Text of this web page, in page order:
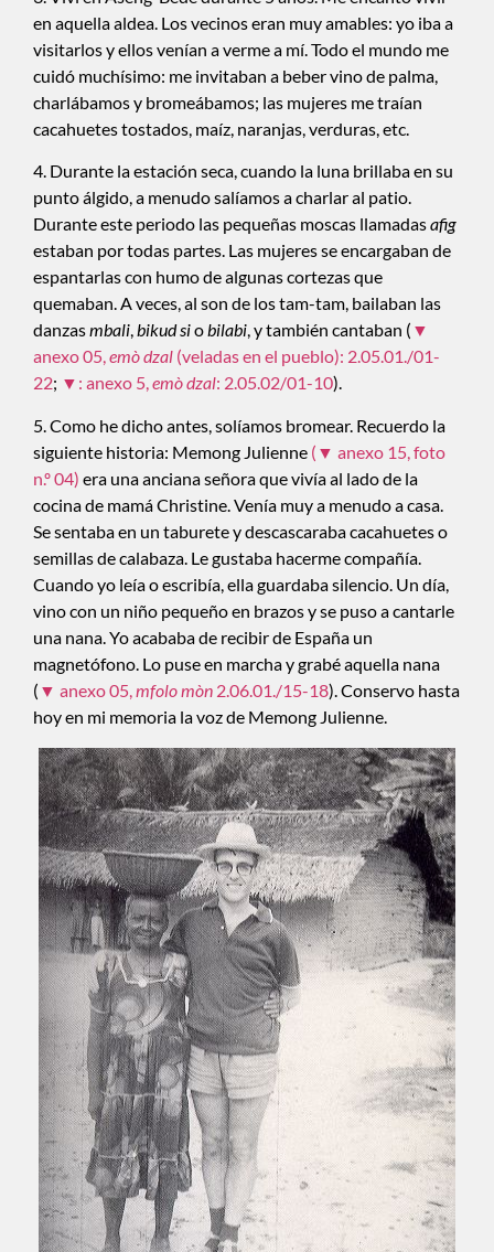
en aquella aldea. Los vecinos eran muy amables: yo iba a
visitarlos y ellos venían a verme a mí. Todo el mundo me
cuidó muchísimo: me invitaban a beber vino de palma,
charlábamos y bromeábamos; las mujeres me traían
cacahuetes tostados, maíz, naranjas, verduras, etc.
4. Durante la estación seca, cuando la luna brillaba en su
punto álgido, a menudo salíamos a charlar al patio.
Durante este periodo las pequeñas moscas llamadasafig
estaban por todas partes. Las mujeres se encargaban de
espantarlas con humo de algunas cortezas que
quemaban. A veces, al son de los tam-tam, bailaban las
danzasmbali,bikud siobilabi, y también cantaban ( ▼
anexo 05,emò dzal (veladas en el pueblo): 2.05.01./01-
22; ▼: anexo 5,emò dzal: 2.05.02/01-10).
5. Como he dicho antes, solíamos bromear. Recuerdo la
siguiente historia: Memong Julienne (▼ anexo 15, foto
n.º 04) era una anciana señora que vivía al lado de la
cocina de mamá Christine. Venía muy a menudo a casa.
Se sentaba en un taburete y descascaraba cacahuetes o
semillas de calabaza. Le gustaba hacerme compañía.
Cuando yo leía o escribía, ella guardaba silencio. Un día,
vino con un niño pequeño en brazos y se puso a cantarle
una nana. Yo acababa de recibir de España un
magnetófono. Lo puse en marcha y grabé aquella nana
( ▼ anexo 05, mfolo mòn 2.06.01./15-18). Conservo hasta
hoy en mi memoria la voz de Memong Julienne.